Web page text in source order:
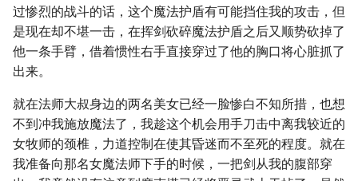
过惨烈的战斗的话，这个魔法护盾有可能挡住我的攻击，但
是现在却不堪一击，在挥剑砍碎魔法护盾之后又顺势砍掉了
他一条手臂，借着惯性右手直接穿过了他的胸口将心脏抓了
出来。
就在法师大叔身边的两名美女已经一脸惨白不知所措，也想
不到冲我施放魔法了，我趁这个机会用手刀击中离我较近的
女牧师的颈椎，力道控制在使其昏迷而不至死的程度。就在
我准备向那名女魔法师下手的时候，一把剑从我的腹部穿